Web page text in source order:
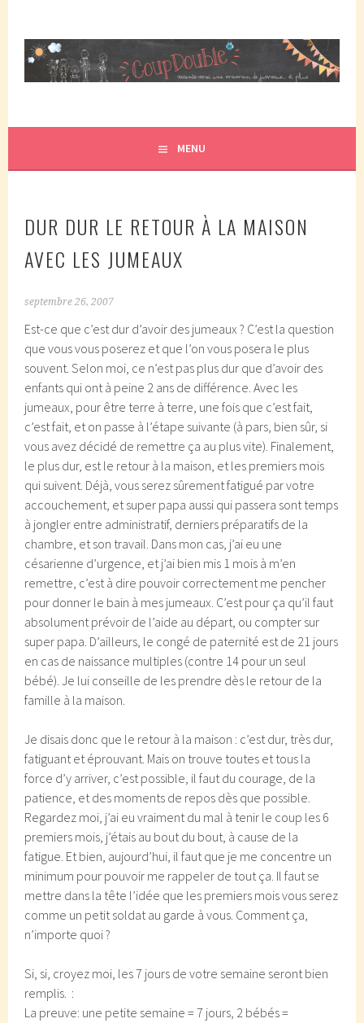
contenu
principal
COUP DOUBLE
JUMEAUX, ÇA NOUS TOMBE DESSUS ET CA NOUS
PROPULSE SUPER MAMAN! CA DONNE DEUX FOIS PLUS DE
MENU
DUR DUR LE RETOUR À LA MAISON
AVEC LES JUMEAUX
septembre 26, 2007
Est-ce que c’est dur d’avoir des jumeaux ? C’est la question
que vous vous poserez et que l’on vous posera le plus
souvent. Selon moi, ce n’est pas plus dur que d’avoir des
enfants qui ont à peine 2 ans de différence. Avec les
jumeaux, pour être terre à terre, une fois que c’est fait,
c’est fait, et on passe à l’étape suivante (à pars, bien sûr, si
vous avez décidé de remettre ça au plus vite). Finalement,
le plus dur, est le retour à la maison, et les premiers mois
qui suivent. Déjà, vous serez sûrement fatigué par votre
accouchement, et super papa aussi qui passera sont temps
à jongler entre administratif, derniers préparatifs de la
chambre, et son travail. Dans mon cas, j’ai eu une
césarienne d’urgence, et j’ai bien mis 1 mois à m’en
remettre, c’est à dire pouvoir correctement me pencher
pour donner le bain à mes jumeaux. C’est pour ça qu’il faut
absolument prévoir de l’aide au départ, ou compter sur
super papa. D’ailleurs, le congé de paternité est de 21 jours
en cas de naissance multiples (contre 14 pour un seul
bébé). Je lui conseille de les prendre dès le retour de la
famille à la maison.
Je disais donc que le retour à la maison : c’est dur, très dur,
fatiguant et éprouvant. Mais on trouve toutes et tous la
force d’y arriver, c’est possible, il faut du courage, de la
patience, et des moments de repos dès que possible.
Regardez moi, j’ai eu vraiment du mal à tenir le coup les 6
premiers mois, j’étais au bout du bout, à cause de la
fatigue. Et bien, aujourd’hui, il faut que je me concentre un
minimum pour pouvoir me rappeler de tout ça. Il faut se
mettre dans la tête l’idée que les premiers mois vous serez
comme un petit soldat au garde à vous. Comment ça,
n’importe quoi ?
Si, si, croyez moi, les 7 jours de votre semaine seront bien
remplis. :
La preuve: une petite semaine = 7 jours, 2 bébés =